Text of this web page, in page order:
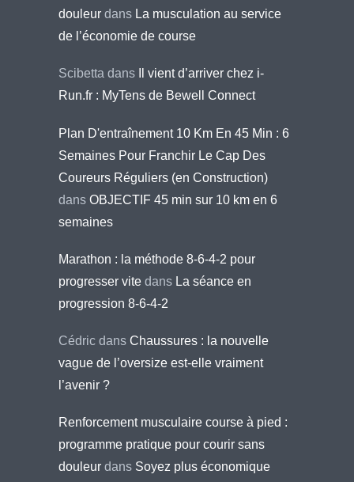
douleur dans La musculation au service
de l’économie de course
Scibetta dans
Il vient d’arriver chez i-
Run.fr : MyTens de Bewell Connect
Plan D'entraînement 10 Km En 45 Min : 6
Semaines Pour Franchir Le Cap Des
Coureurs Réguliers (en Construction)
dans OBJECTIF 45 min sur 10 km en 6
semaines
Marathon : la méthode 8-6-4-2 pour
progresser vite dans La séance en
progression 8-6-4-2
Cédric dans Chaussures : la nouvelle
vague de l’oversize est-elle vraiment
l’avenir ?
Renforcement musculaire course à pied :
programme pratique pour courir sans
douleur dans Soyez plus économique